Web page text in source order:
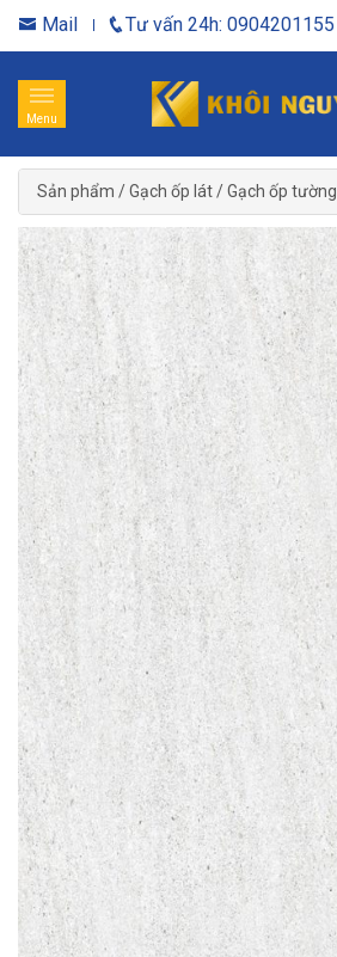
Mail Tư vấn 24h: 0904201155
Menu
Sản phẩm /Gạch ốp lát/Gạch ốp tường